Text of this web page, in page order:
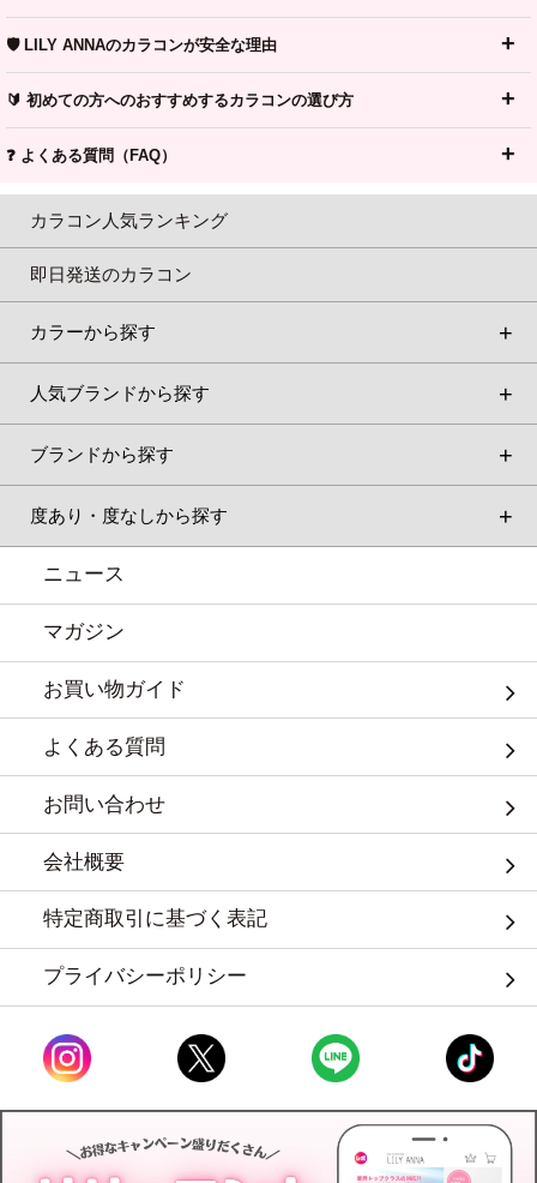
🛡️ LILY ANNAのカラコンが安全な理由
🔰 初めての方へのおすすめするカラコンの選び方
❓ よくある質問（FAQ）
カラコン人気ランキング
即日発送のカラコン
カラーから探す
人気ブランドから探す
ブランドから探す
度あり・度なしから探す
ニュース
マガジン
お買い物ガイド
よくある質問
お問い合わせ
会社概要
特定商取引に基づく表記
プライバシーポリシー